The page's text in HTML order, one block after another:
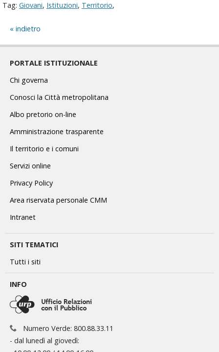
Tag: Giovani, Istituzioni, Territorio,
indietro
PORTALE ISTITUZIONALE
Chi governa
Conosci la Città metropolitana
Albo pretorio on-line
Amministrazione trasparente
Il territorio e i comuni
Servizi online
Privacy Policy
Area riservata personale CMM
Intranet
SITI TEMATICI
Tutti i siti
INFO
Numero Verde: 800.88.33.11
- dal lunedì al giovedì: